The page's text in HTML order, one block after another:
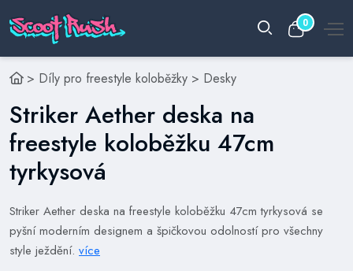
0
> Díly pro freestyle koloběžky > Desky
Striker Aether deska na
freestyle koloběžku 47cm
tyrkysová
Striker Aether deska na freestyle koloběžku 47cm tyrkysová se
pyšní moderním designem a špičkovou odolností pro všechny
style ježdění. více